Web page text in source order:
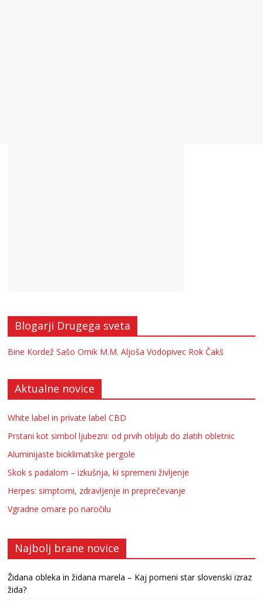
Blogarji Drugega sveta
Bine Kordež Sašo Ornik M.M. Aljoša Vodopivec Rok Čakš
Aktualne novice
White label in private label CBD
Prstani kot simbol ljubezni: od prvih obljub do zlatih obletnic
Aluminijaste bioklimatske pergole
Skok s padalom – izkušnja, ki spremeni življenje
Herpes: simptomi, zdravljenje in preprečevanje
Vgradne omare po naročilu
Najbolj brane novice
Židana obleka in židana marela – Kaj pomeni star slovenski izraz
žida?